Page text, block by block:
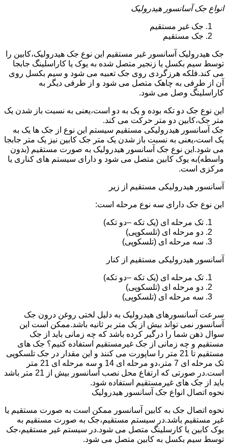
انواع جک آسانسور هیدرولیک
جک غیر مستقیم
جک مستقیم
جک هیدرولیک آسانسور غیر مستقیم این نوع جک هیدرولیک،کابین را
توسط سیم بکسل یا زنجیر متصل شده به یوک یا کاراسلینگ جابجا
می کند.فلکه هرزگردی روی جک تعبیه می شود و سیم بکسل روی
آن از طرفی به چاهک متصل می شود و از طرفی دیگر به
کاراسلینگ وصل می شود.
این نوع جک دو تکه بوده و یک به دو است،یعنی به نسبت باز شدن یک
متر جک،کابین دو متر حرکت می کند.
جک آسانسور هیدرولیکی مستقیم سیستم این نوع از جک ها یک به
یک است،یعنی به نسبت باز شدن یک متر جک کابین نیز یک متر جابجا
می شود.این نوع جک آسانسور هیدرولیک به صورت مستقیم (بدون
واسطه)به یوک کابین متصل می شود و دارای سیستم های کناری یا
مرکزی است.
آسانسور هیدرولیکی مستقیم از زیر
این نوع جک دارای سه نوع مرحله است:
تک مرحله ای (یک تکه –دو تکه)
دو مرحله ای (تلسکوپی)
سه مرحله ای (تلسکوپی)
آسانسور هیدرولیکی مستقیم از کنار
تک مرحله ای (یک تکه –دو تکه)
دو مرحله ای (تلسکوپی)
سه مرحله ای (تلسکوپی)
سرعت آسانسورهای هیدرولیک به دلیل لختی روغن درون جک
آسانسور نمی تواند بیش از یک متر بر ثانیه باشد.ممکن است این
سوال ذهن شما را درگیر کرده باشد که چه زمانی باید از جک
مستقیم و چه زمانی از جک غیرمستقیم استفاده کنیم؟ جک های
مستقیم تا 21 متر را ساپورت می کنند و این مقدار در جک تلسکوپی
تک مرحله ای 7 متر،دو مرحله ای 14 و سه مرحله ای 21 متر
است.در صورتی که ارتفاع محل نصب آسانسور بیش از 21 متر باشد
باید از جک های غیرمستقیم استفاده شود.
نحوه اتصال انواع جک آسانسور هیدرولیک
نحوه اتصال جک به کابین آسانسور ممکن است به صورت مستقیم یا
غیر مستقیم باشد.در سیستم مستقیم،جک به صورت مستقیم به
یوک کابین یا کارسلینگ متصل می شود.در سیستم غیر مستقیم،جک
توسط سیم بکسل به کابین متصل می شود.